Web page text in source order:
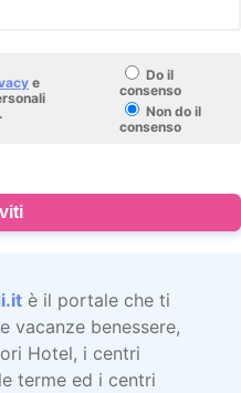
e
Do il
consenso
Non do il
consenso
è il portale che ti
vacanze benessere,
Hotel, i centri
terme ed i centri